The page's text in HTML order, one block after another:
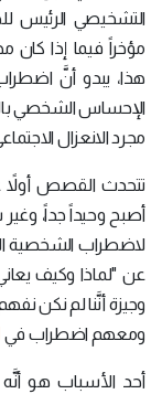
مؤخراً فيما إذا
هذا، يبدو أنَّ
الإحساس الشخصي
مجرد الانعزال
تتحدث القصص أولاً
أصبح وحيداً جداً،
لاضطراب الشخصية
عن "لماذا وكيف
وجيزة أنَّنا لم نكن
ومعهم اضطراب في
أحد الأسباب هو